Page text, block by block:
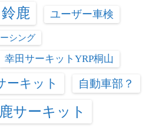
鹿 ユーザー車検
シング
幸田サーキットYRP桐山
ーキット 自動車部？
サーキット